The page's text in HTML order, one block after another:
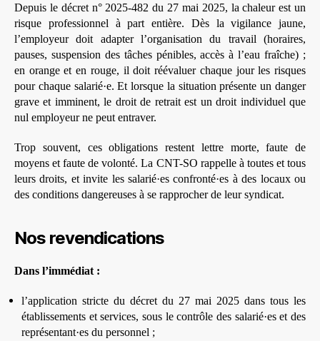
Depuis le décret n° 2025-482 du 27 mai 2025, la chaleur est un
risque professionnel à part entière. Dès la vigilance jaune,
l’employeur doit adapter l’organisation du travail (horaires,
pauses, suspension des tâches pénibles, accès à l’eau fraîche) ;
en orange et en rouge, il doit réévaluer chaque jour les risques
pour chaque salarié·e. Et lorsque la situation présente un danger
grave et imminent, le droit de retrait est un droit individuel que
nul employeur ne peut entraver.
Trop souvent, ces obligations restent lettre morte, faute de
moyens et faute de volonté. La CNT-SO rappelle à toutes et tous
leurs droits, et invite les salarié·es confronté·es à des locaux ou
des conditions dangereuses à se rapprocher de leur syndicat.
Nos revendications
Dans l’immédiat :
l’application stricte du décret du 27 mai 2025 dans tous les
établissements et services, sous le contrôle des salarié·es et des
représentant·es du personnel ;